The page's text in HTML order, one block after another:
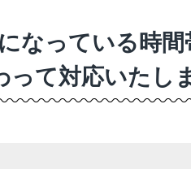
なっている時間
て対応いたし